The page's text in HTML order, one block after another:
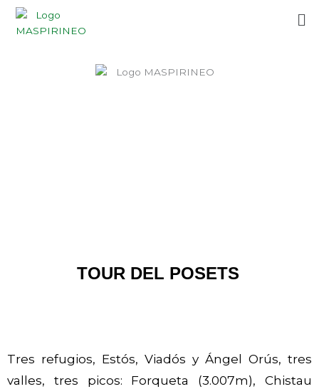
TOUR DEL POSETS
Tres refugios, Estós, Viadós y Ángel Orús, tres
valles, tres picos: Forqueta (3.007m), Chistau